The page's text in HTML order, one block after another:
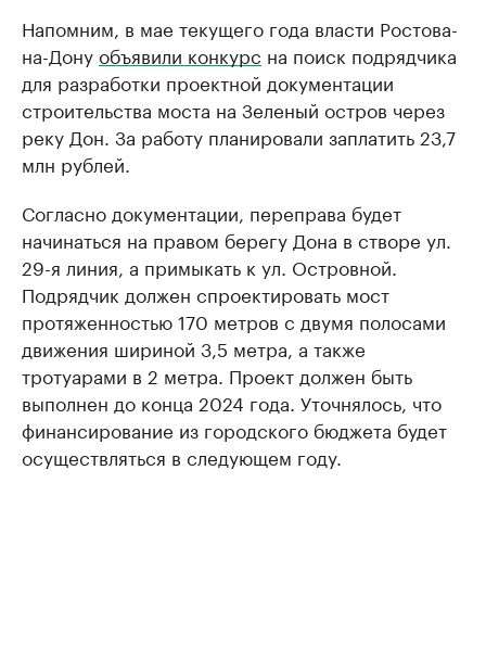
Напомним, в мае текущего года власти Ростова-
на-Донуобъявили конкурс на поиск подрядчика
для разработки проектной документации
строительства моста на Зеленый остров через
реку Дон. За работу планировали заплатить 23,7
млн рублей.
Согласно документации, переправа будет
начинаться на правом берегу Дона в створе ул.
29-я линия, а примыкать к ул. Островной.
Подрядчик должен спроектировать мост
протяженностью 170 метров с двумя полосами
движения шириной 3,5 метра, а также
тротуарами в 2 метра. Проект должен быть
выполнен до конца 2024 года. Уточнялось, что
финансирование из городского бюджета будет
осуществляться в следующем году.